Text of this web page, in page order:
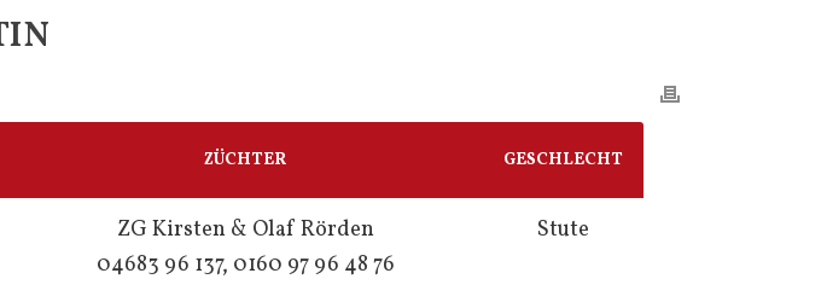
ZÜCHTER GESCHLECHT
ZG Kirsten & Olaf Rörden
04683 96 137, 0160 97 96 48 76
Stute